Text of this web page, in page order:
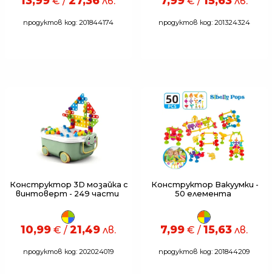
продуктов код: 201844174 продуктов код: 201324324
Конструктор 3D мозайка с
винтоверт - 249 части
10,99€ / 21,49лв.
продуктов код: 202024019
Конструктор Вакуумки -
50 елемента
7,99 € / 15,63 лв.
продуктов код: 201844209